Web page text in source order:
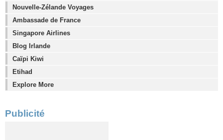
Nouvelle-Zélande Voyages
Ambassade de France
Singapore Airlines
Blog Irlande
Caïpi Kiwi
Etihad
Explore More
Publicité